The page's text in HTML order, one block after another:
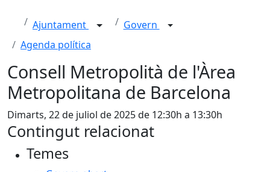
Ajuntament
Govern
Agenda política
Consell Metropolità de l'Àrea
Metropolitana de Barcelona
Dimarts, 22 de juliol de 2025 de 12:30h a 13:30h
Contingut relacionat
Temes